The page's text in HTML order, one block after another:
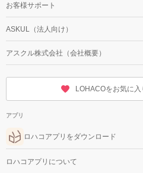
お客様サポート
ASKUL（法人向け）
アスクル株式会社（会社概要）
LOHACOをお気に
アプリ
ロハコアプリをダウンロード
ロハコアプリについて